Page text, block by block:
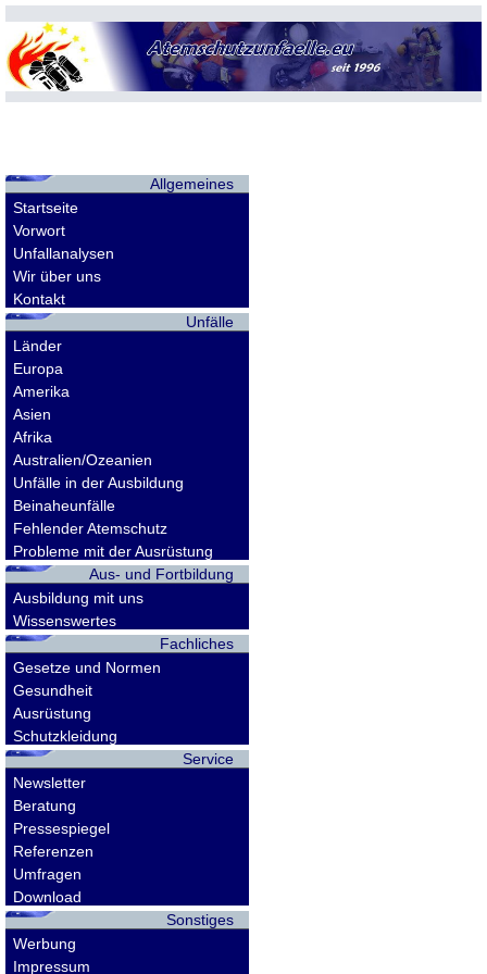
Allgemeines
Startseite
Vorwort
Unfallanalysen
Wir über uns
Kontakt
Unfälle
Länder
Europa
Amerika
Asien
Afrika
Australien/Ozeanien
Unfälle in der Ausbildung
Beinaheunfälle
Fehlender Atemschutz
Probleme mit der Ausrüstung
Aus- und Fortbildung
Ausbildung mit uns
Wissenswertes
Fachliches
Gesetze und Normen
Gesundheit
Ausrüstung
Schutzkleidung
Service
Newsletter
Beratung
Pressespiegel
Referenzen
Umfragen
Download
Sonstiges
Werbung
Impressum